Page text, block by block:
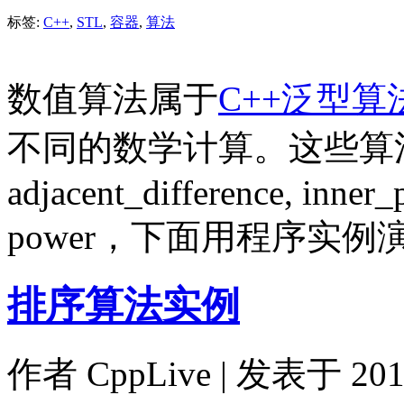
标签: C++, STL, 容器, 算法
数值算法属于C++泛型算
不同的数学计算。这些算
adjacent_difference,
power，下面用程序实例
排序算法实例
作者 CppLive | 发表于